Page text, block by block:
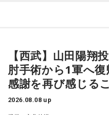
こりを和らげる」をテーマ
れながら、自分自身の想い
（左から）福田正博さん、
1966年生まれの福田正博さん
【西武】山田陽
肘手術から1軍へ
感謝を再び感じる
2026.08.08 up